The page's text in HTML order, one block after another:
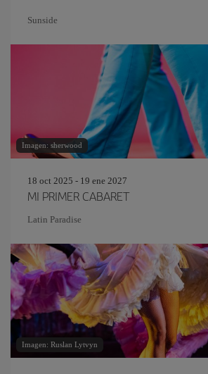
Sunside
Imagen: sherwood
18 oct 2025 - 19 ene 2027
MI PRIMER CABARET
Latin Paradise
Imagen: Ruslan Lytvyn